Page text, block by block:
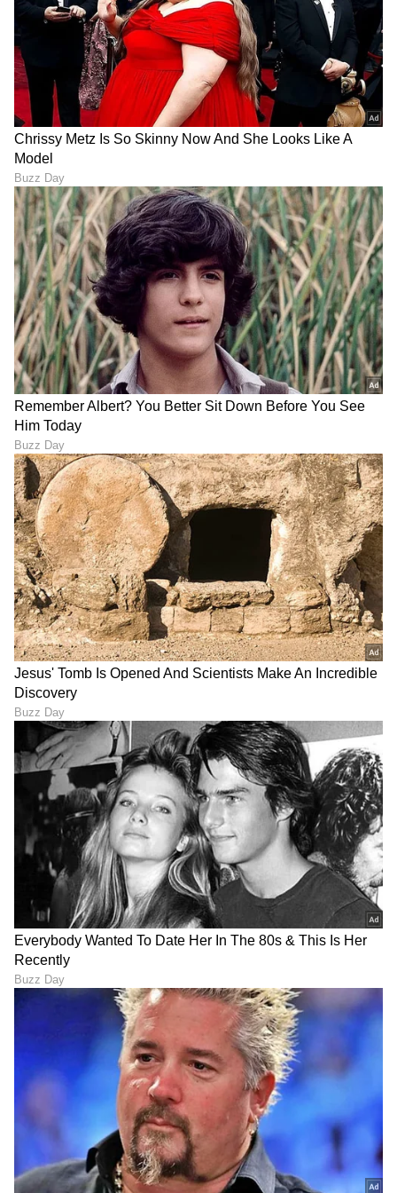
ಮೇಲ್ಮನವಿಗಳಿದ್ದಲ್ಲಿ ಉಚ್ಚ ನ್ಯಾಯಾಲಯಕ್ಕೆ ಹೋಗಬಹುದು.
ದೊಡ್ಡ ಡೇಟಾ ಇಕೋಸಿಸ್ಟಮ್‌ನ ಎಲ್ಲಾ ಮಾನದಂಡಗಳು
ಎಲೆಕ್ಟ್ರಾನಿಕ್ಸ್‌ ಹಾಗೂ ಐಟಿ ಸಚಿವಾಲಯದ ಇಂಡಿಯಾ ಡೇಟಾ
ಮ್ಯಾನೇಜ್‌ಮೆಂಟ್‌ ಆಫೀಸ್‌ ಮೂಲಕ ನಿರ್ಧರಿಸಲ್ಪಡುತ್ತವೆ.
- ಮಸೂದೆಯ ಪ್ರಕಾರ ಗಡಿಯಾಚೆಗಿನ ಡೇಟಾ ಹರಿವು
ಷರತ್ತುಬದ್ಧವಾಗಿರುತ್ತದೆ. ಇದು ಸ್ಟಾರ್ಟ್‌ಅಪ್‌ ಹಾಗೂ
ಸಾಫ್ಟ್‌ವೇರ್‌ ಸಂಸ್ಥೆಗಳ ಗಡಿಯಾಚೆಗೂ ಹರಿಯುವ ಡೇಟಾದ
ಹಿತಾಸಕ್ತಿಗಳನ್ನು ರಕ್ಷಿಸುತ್ತದೆ.
- ಮಸೂದೆಯು ಸುಪ್ರಿಂಕೋರ್ಟ್‌ ಸೂಚಿಸಿದಂತೆ
ಕಾನೂನುಬದ್ಧತೆ, ಅಗತ್ಯತೆ ಮತ್ತು ಪ್ರಮಾಣಾನುಗುಣತೆಯ
ಪರೀಕ್ಷೆಗಳಿಗೆ ಅನುಗುಣವಾಗಿ ರಚಿಸಲ್ಪಟ್ಟಿದೆ.
- ಈ ಮಸೂದೆ ಕಾಯ್ದೆಯಾಗಿ ಜಾರಿಗೆ ಬಂದಾಗ ಭಾರತವು
ಡೇಟಾ ಸಂಸ್ಕರಣೆಗೆ ಮತ್ತು ಭಾರತೀಯ ಕ್ಲೌಡ್‌ ಮತ್ತು ಡೇಟಾ
ಸೆಂಟರ್‌ ಉದ್ಯಮದ ಬೆಳವಣಿಗೆಗೆ ಸುರಕ್ಷಿತ ತಾಣ
ಎನಿಸಿಕೊಳ್ಳಲಿದೆ.
ಮುಕ್ತ ಸಮಾಲೋಚನೆಗೆ ಅವಕಾಶ
ಈ ಮಸೂದೆ ಕುರಿತು ನಿರೀಕ್ಷಿಸಿದಂತೆ ಹಲವು ಅಭಿಪ್ರಾಯಗಳು
ವ್ಯಕ್ತವಾಗುತ್ತಿವೆ. ಇವುಗಳಲ್ಲಿ ಟೀಕೆಗಳೂ ಸೇರಿವೆ. ನಾನು
ವೈಯಕ್ತಿಕವಾಗಿ ಇಲ್ಲಿಯವರೆಗೆ ಮಸೂದೆಯ ವ್ಯಾಖ್ಯಾನವನ್ನು
ಎಚ್ಚರಿಕೆಯಿಂದ ಅಧ್ಯಯನ ಮಾಡಿದ್ದೇನೆ. ಈ ಮಸೂದೆಯನ್ನು
ಆಧುನಿಕ ವಿಶ್ವ ದರ್ಜೆಯ ಶಾಸನವಾಗಿ ಅಭಿವೃದ್ಧಿಪಡಿಸಲು
ಆಸಕ್ತಿ ಹೊಂದಿರುವ ಎಲ್ಲರೊಂದಿಗೆ ತೊಡಗಿಸಿಕೊಳ್ಳಲು ನಾವು
ಮುಂದಾಗಿದ್ದೇವೆ.
ಭಾರತಕ್ಕೆ ಕೃತಕ ಬುದ್ಧಿಮತ್ತೆಯ ಜಾಗತಿಕ ಪಾಲುದಾರಿಕೆಯ
ಅಧ್ಯಕ್ಷ ಸ್ಥಾನ!
ಪ್ರಧಾನಿ ನರೇಂದ್ರ ಮೋದಿಯವರ ಡಿಜಿಟಲ್‌ ಡೊಮೇನ್‌
ಅಡಿಯಲ್ಲಿ ಮುಕ್ತ ಮತ್ತು ಸಮಗ್ರವಾದ ಸಮಾಲೋಚನೆಗಳಿಗೆ
ಅವಕಾಶವಿದೆ. ಈ ನಿಟ್ಟಿನಲ್ಲಿ ಭಾರತದ ಟೆಕೇಡ್‌ಗಾಗಿ
ರೂಪಿಸಲಾಗುತ್ತಿರುವ ಹೊಸ ಕಾಯಿದೆಗಳ ರಚನೆಯಲ್ಲಿ
ಹೆಚ್ಚೆಚ್ಚು ಯುವಕ, ಯುವತಿಯರು ಭಾಗವಹಿಸಲು ಪ್ರಧಾನಿ
ಕರೆ ನೀಡಿದ್ದನ್ನು ನಾನು ಮತ್ತೊಮ್ಮೆ ಇಲ್ಲಿ ಒತ್ತಿ ಹೇಳುತ್ತೇನೆ.
ಮುಕ್ತ ಮತ್ತು ಪಾರದರ್ಶಕ ಸಮಾಲೋಚನೆಗಳು ಎಲೆಕ್ಟ್ರಾನಿಕ್‌
ಮತ್ತು ಐಟಿ ಸಚಿವಾಲಯದ ಮೂಲಕ ಕೈಗೊಳ್ಳಲಾಗುತ್ತಿರುವ
ಎಲ್ಲಾ ತಂತ್ರಜ್ಞಾನ ನೀತಿಯ ಮೂಲಾಧಾರವಾಗಿವೆ. ಈ
ನಿಟ್ಟಿನಲ್ಲಿ ಹಲವಾರು ವಾರಗಳ ಕಾಲ ನಡೆದ ಸಮಗ್ರ
ಸಮಾಲೋಚನೆಗಳ ಬಳಿಕವೇ ಪ್ರಸ್ತುತ ತಿದ್ದುಪಡಿ ಮಾಡಲಾದ
ಐಟಿ ನಿಯಮಗಳು, ರಾಷ್ಟ್ರೀಯ ಡೇಟಾ ಆಡಳಿತ ಫ್ರೇಮ್‌ವರ್ಕ್
ನೀತಿ ಮತ್ತು ಸೈಬರ್‌ ಸುರಕ್ಷತೆ ನಿರ್ದೇಶನಗಳನ್ನು
ರೂಪಿಸಲಾಗಿದೆ. ಈ ಎಲ್ಲ ಕಾರ್ಯಗಳಲ್ಲಿ ನಾನೂ
ವೈಯಕ್ತಿಕವಾಗಿ ಭಾಗವಹಿಸಿದ್ದೇನೆ. ಡಿಜಿಟಲ್‌ ಡೇಟಾ ರಕ್ಷಣಾ
ಮಸೂದೆಯನ್ನು ನಾವು ಈಗಾಗಲೇ ರೂಪಿಸಿದ್ದೇವೆ. ಇದು